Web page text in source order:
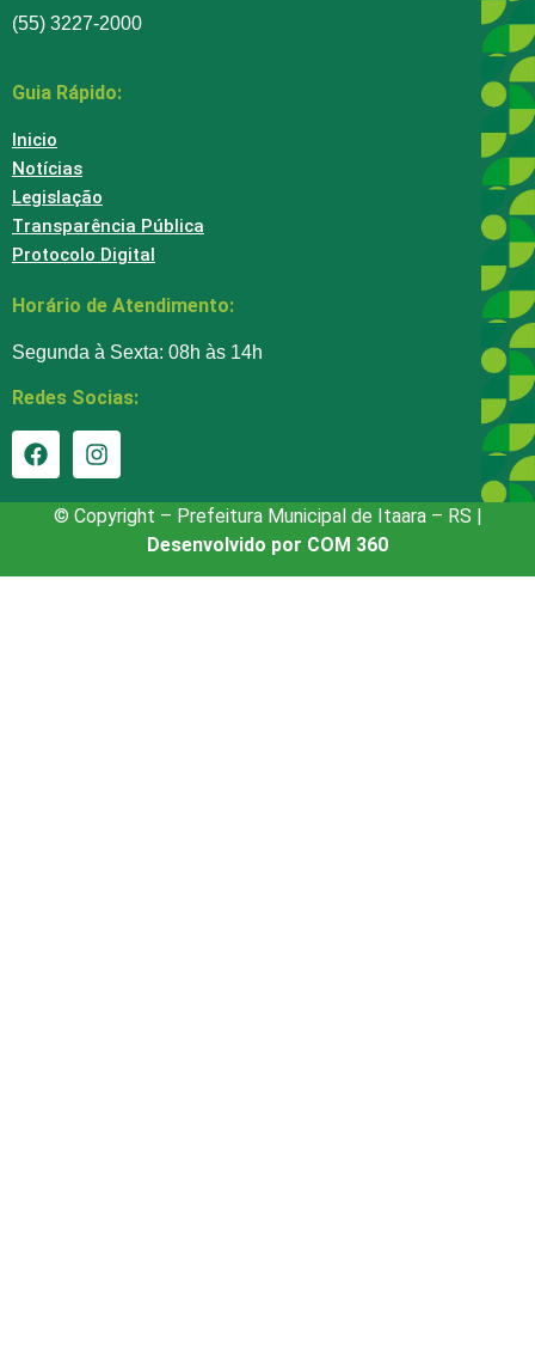
(55) 3227-2000
Guia Rápido:
Inicio
Notícias
Legislação
Transparência Pública
Protocolo Digital
Horário de Atendimento:
Segunda à Sexta: 08h às 14h
Redes Socias:
© Copyright – Prefeitura Municipal de Itaara – RS |
Desenvolvido por COM 360